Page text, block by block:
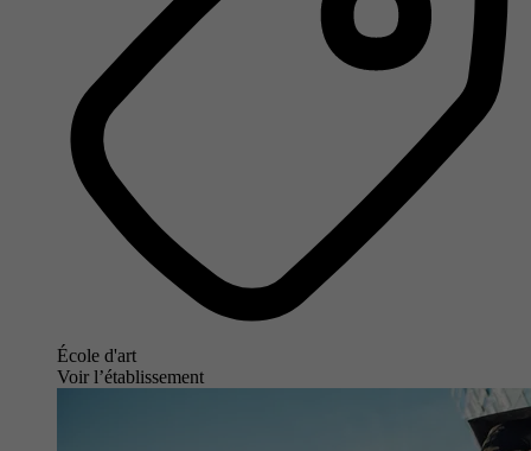
École d'art
Voir l’établissement